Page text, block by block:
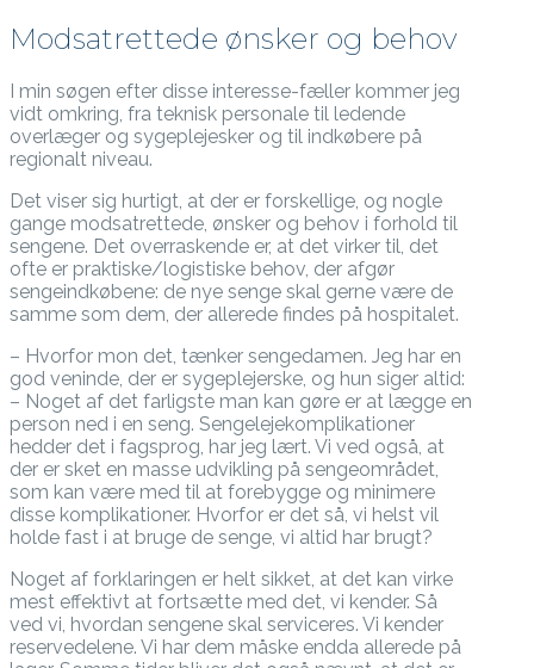
Modsatrettede ønsker og behov
I min søgen efter disse interesse-fæller kommer jeg
vidt omkring, fra teknisk personale til ledende
overlæger og sygeplejesker og til indkøbere på
regionalt niveau.
Det viser sig hurtigt, at der er forskellige, og nogle
gange modsatrettede, ønsker og behov i forhold til
sengene. Det overraskende er, at det virker til, det
ofte er praktiske/logistiske behov, der afgør
sengeindkøbene: de nye senge skal gerne være de
samme som dem, der allerede findes på hospitalet.
– Hvorfor mon det, tænker sengedamen. Jeg har en
god veninde, der er sygeplejerske, og hun siger altid:
– Noget af det farligste man kan gøre er at lægge en
person ned i en seng. Sengelejekomplikationer
hedder det i fagsprog, har jeg lært. Vi ved også, at
der er sket en masse udvikling på sengeområdet,
som kan være med til at forebygge og minimere
disse komplikationer. Hvorfor er det så, vi helst vil
holde fast i at bruge de senge, vi altid har brugt?
Noget af forklaringen er helt sikket, at det kan virke
mest effektivt at fortsætte med det, vi kender. Så
ved vi, hvordan sengene skal serviceres. Vi kender
reservedelene. Vi har dem måske endda allerede på